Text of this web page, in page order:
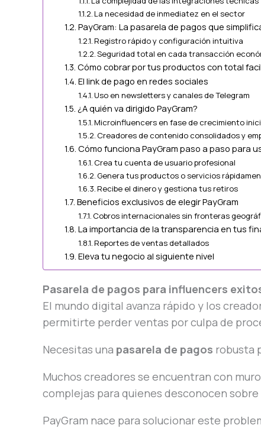
La necesidad de inmediatez en el sector
PayGram: La pasarela de pagos que
Registro rápido y configuración intuitiva
Seguridad total en cada transacción
Cómo cobrar por tus productos con total
El link de pago en redes sociales
Uso en newsletters y canales de Telegram
¿A quién va dirigido PayGram?
Microinfluencers en fase de crecimiento
Creadores de contenido consolidados y
Cómo funciona PayGram paso a paso para
Crea tu cuenta de usuario profesional
Genera tus productos o servicios
Recibe el dinero y gestiona tus retiros
Beneficios exclusivos de elegir PayGram
Cobros internacionales sin fronteras
La importancia de la transparencia en tus
Reportes de ventas detallados
Eleva tu negocio al siguiente nivel
Pasarela de pagos para influencers
El mundo digital avanza rápido y los
permitirte perder ventas por culpa de
Necesitas una pasarela de pagos robusta
Muchos creadores se encuentran con
complejas para quienes desconocen
PayGram nace para solucionar este